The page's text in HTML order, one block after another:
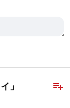
playlist_add
」